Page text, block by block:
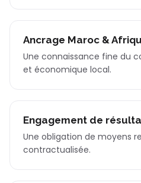
Ancrage Maroc &
Une connaissance fine du
et économique local.
Engagement de
Une obligation de moyens
contractualisée.